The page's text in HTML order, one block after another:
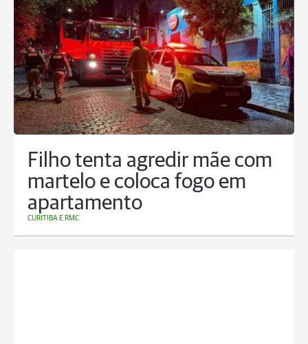
Filho tenta agredir mãe com
martelo e coloca fogo em
apartamento
CURITIBA E RMC